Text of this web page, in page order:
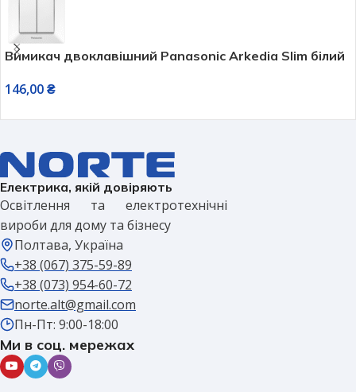
Вимикач двоклавішний Panasonic Arkedia Slim білий
146,00₴
Електрика, якій довіряють
Освітлення та електротехнічні
вироби для дому та бізнесу
Полтава, Україна
+38 (067) 375-59-89
+38 (073) 954-60-72
norte.alt@gmail.com
Пн-Пт: 9:00-18:00
Ми в соц. мережах